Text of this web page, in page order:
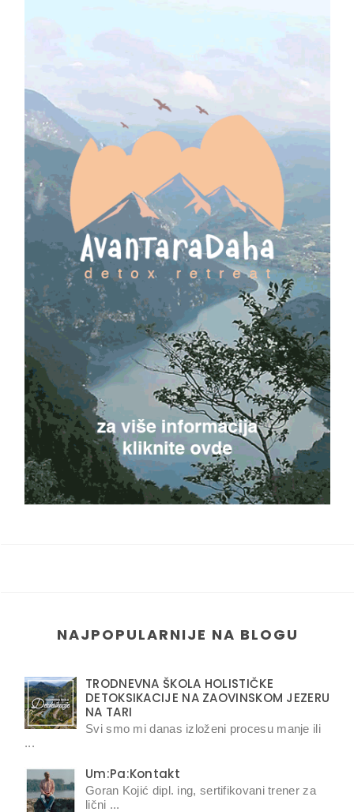
NAJPOPULARNIJE NA BLOGU
TRODNEVNA ŠKOLA HOLISTIČKE
DETOKSIKACIJE NA ZAOVINSKOM JEZERU
NA TARI
Svi smo mi danas izloženi procesu manje ili
...
Um:Pa:Kontakt
Goran Kojić dipl. ing, sertifikovani trener za
lični ...